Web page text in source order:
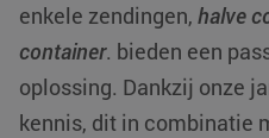
enkele zendingen, halve
container. bieden een
oplossing. Dankzij onze
kennis, dit in combinatie